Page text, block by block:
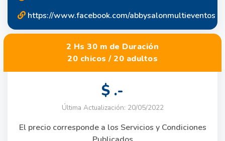
https://www.facebook.com/abbysalonmultieventos
2 Hs 30 m de Duración
20 chicos / 20 adultos
$ .-
Última Actualización: 20/05/2022
El precio corresponde a los Servicios y Condiciones